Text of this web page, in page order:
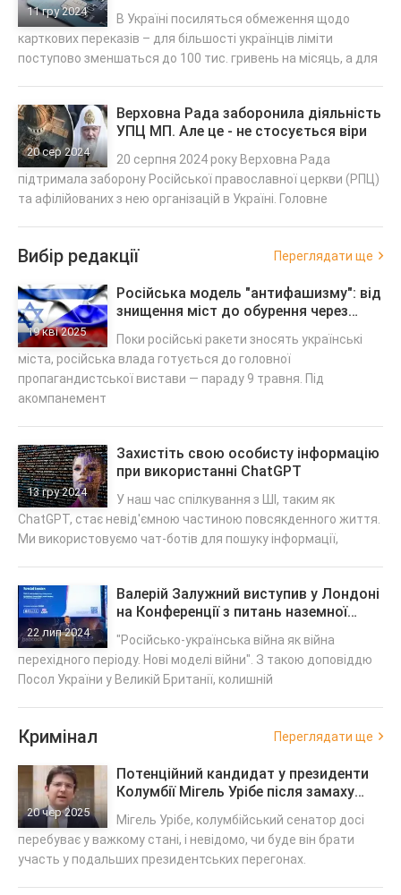
11 гру 2024
В Україні посиляться обмеження щодо
карткових переказів – для більшості українців ліміти
поступово зменшаться до 100 тис. гривень на місяць, а для
20 сер 2024
Верховна Рада заборонила діяльність
УПЦ МП. Але це - не стосується віри
20 серпня 2024 року Верховна Рада
підтримала заборону Російської православної церкви (РПЦ)
та афілійованих з нею організацій в Україні. Головне
Вибір редакції Переглядати ще
19 кві 2025
Російська модель "антифашизму": від
знищення міст до обурення через
Поки російські ракети зносять українські
міста, російська влада готується до головної
пропагандистської вистави — параду 9 травня. Під
акомпанемент
13 гру 2024
Захистіть свою особисту інформацію
при використанні ChatGPT
У наш час спілкування з ШІ, таким як
ChatGPT, стає невід'ємною частиною повсякденного життя.
Ми використовуємо чат-ботів для пошуку інформації,
22 лип 2024
Валерій Залужний виступив у Лондоні
на Конференції з питань наземної
"Російсько-українська війна як війна
перехідного періоду. Нові моделі війни". З такою доповіддю
Посол України у Великій Британії, колишній
Кримінал Переглядати ще
20 чер 2025
Потенційний кандидат у президенти
Колумбії Мігель Урібе після замаху
вже понад тиждень у важкому стані
Мігель Урібе, колумбійський сенатор досі
перебуває у важкому стані, і невідомо, чи буде він брати
участь у подальших президентських перегонах.